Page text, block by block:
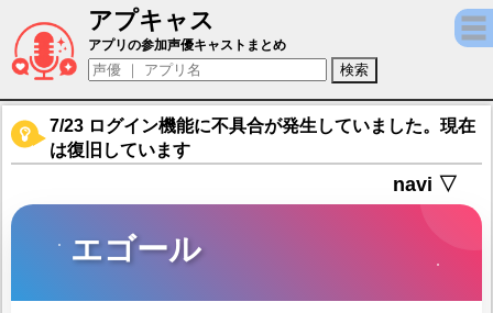
アプキャス
エゴール（声優：山口太郎)【アルカ・ラス
アプリの参加声優キャストまとめ
7/23 ログイン機能に不具合が発生していました。現在
は復旧しています
navi ▽
エゴール